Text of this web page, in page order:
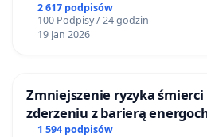
2 617 podpisów
100 Podpisy / 24 godzin
19 Jan 2026
Zmniejszenie ryzyka
zderzeniu z barierą
1 594 podpisów